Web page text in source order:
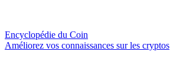
Encyclopédie du Coin
Améliorez vos connaissances sur les cryptos